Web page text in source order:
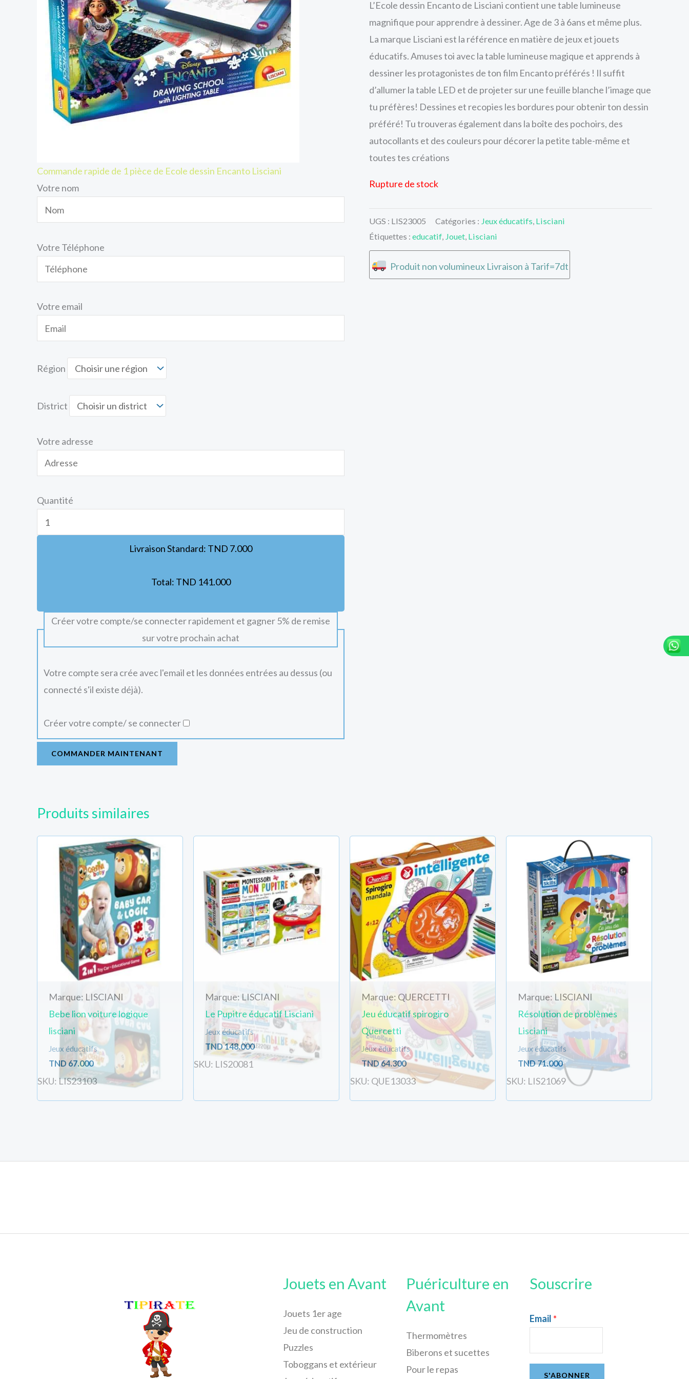
Commande rapide de 1 pièce de Ecole dessin Encanto Lisciani
Votre nom
Votre Téléphone
Votre email
Région
District
Votre adresse
Quantité
Livraison Standard: TND 7.000
Total: TND 141.000
Créer votre compte/se connecter rapidement et gagner 5% de remise
sur votre prochain achat
Votre compte sera crée avec l'email et les données entrées au dessus (ou
connecté s'il existe déjà).
Créer votre compte/ se connecter
COMMANDER MAINTENANT
L’Ecole dessin Encanto de Lisciani contient une table lumineuse
magnifique pour apprendre à dessiner. Age de 3 à 6ans et même plus.
La marque Lisciani est la référence en matière de jeux et jouets
éducatifs. Amuses toi avec la table lumineuse magique et apprends à
dessiner les protagonistes de ton film Encanto préférés ! Il suffit
d’allumer la table LED et de projeter sur une feuille blanche l’image que
tu préfères! Dessines et recopies les bordures pour obtenir ton dessin
préféré! Tu trouveras également dans la boîte des pochoirs, des
autocollants et des couleurs pour décorer la petite table-même et
toutes tes créations
Rupture de stock
UGS : LIS23005 Catégories : Jeux éducatifs Lisciani
Étiquettes : educatif Jouet Lisciani
Produit non volumineux Livraison à Tarif=7dt
Produits similaires
Marque: LISCIANI
Bebe lion voiture logique
lisciani
Jeux éducatifs
TND 67.000
SKU: LIS23103
Marque: LISCIANI
Le Pupitre éducatif Lisciani
Jeux éducatifs
TND148.000
SKU: LIS20081
Marque: QUERCETTI
Jeu éducatif spirogiro
Quercetti
Jeux éducatifs
TND64.300
SKU: QUE13033
Marque: LISCIANI
Résolution de problèmes
Lisciani
Jeux éducatifs
TND71.000
SKU: LIS21069
Jouets en Avant
Jouets 1er age
Jeu de construction
Puzzles
Toboggans et extérieur
Puériculture en
Avant
Thermomètres
Biberons et sucettes
Pour le repas
Souscrire
Email *
S'ABONNER